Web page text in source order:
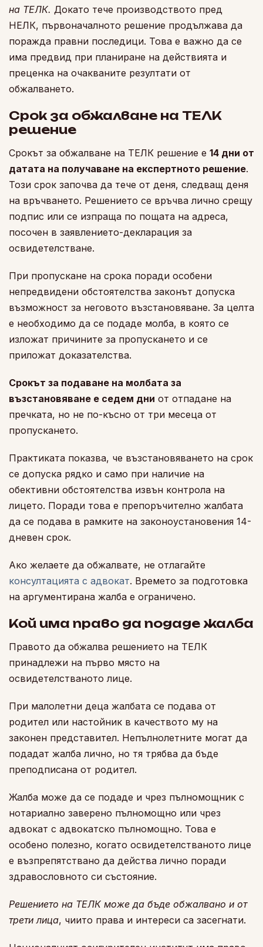
на ТЕЛК. Докато тече производството пред
НЕЛК, първоначалното решение продължава да
поражда правни последици. Това е важно да се
има предвид при планиране на действията и
преценка на очакваните резултати от
обжалването.
Срок за обжалване на ТЕЛК
решение
Срокът за обжалване на ТЕЛК решение е 14 дни от
датата на получаване на експертното решение.
Този срок започва да тече от деня, следващ деня
на връчването. Решението се връчва лично срещу
подпис или се изпраща по пощата на адреса,
посочен в заявлението-декларация за
освидетелстване.
При пропускане на срока поради особени
непредвидени обстоятелства законът допуска
възможност за неговото възстановяване. За целта
е необходимо да се подаде молба, в която се
изложат причините за пропускането и се
приложат доказателства.
Срокът за подаване на молбата за
възстановяване е седем дни от отпадане на
пречката, но не по-късно от три месеца от
пропускането.
Практиката показва, че възстановяването на срок
се допуска рядко и само при наличие на
обективни обстоятелства извън контрола на
лицето. Поради това е препоръчително жалбата
да се подава в рамките на законоустановения 14-
дневен срок.
Ако желаете да обжалвате, не отлагайте
консултацията с адвокат. Времето за подготовка
на аргументирана жалба е ограничено.
Кой има право да подаде жалба
Правото да обжалва решението на ТЕЛК
принадлежи на първо място на
освидетелстваното лице.
При малолетни деца жалбата се подава от
родител или настойник в качеството му на
законен представител. Непълнолетните могат да
подадат жалба лично, но тя трябва да бъде
преподписана от родител.
Жалба може да се подаде и чрез пълномощник с
нотариално заверено пълномощно или чрез
адвокат с адвокатско пълномощно. Това е
особено полезно, когато освидетелстваното лице
е възпрепятствано да действа лично поради
здравословното си състояние.
Решението на ТЕЛК може да бъде обжалвано и от
трети лица, чиито права и интереси са засегнати.